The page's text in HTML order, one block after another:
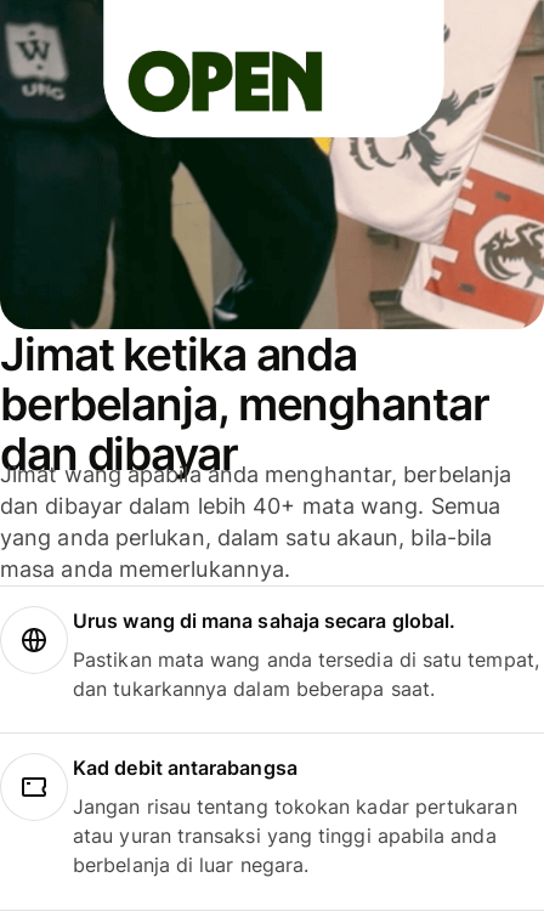
Jimat ketika anda
berbelanja, menghantar
dan dibayar
Jimat wang apabila anda menghantar, berbelanja
dan dibayar dalam lebih 40+ mata wang. Semua
yang anda perlukan, dalam satu akaun, bila-bila
masa anda memerlukannya.
Urus wang di mana sahaja secara global.
Pastikan mata wang anda tersedia di satu tempat,
dan tukarkannya dalam beberapa saat.
Kad debit antarabangsa
Jangan risau tentang tokokan kadar pertukaran
atau yuran transaksi yang tinggi apabila anda
berbelanja di luar negara.